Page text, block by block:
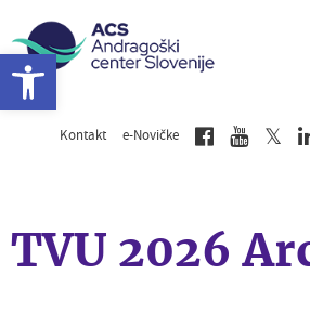
Kontakt e-Novičke
TVU 2026
Open toolbar